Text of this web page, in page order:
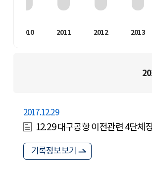
2010 2011 2012 2013
2017.12.29
12.29 대구공항 이전관련 4단체
기록정보보기